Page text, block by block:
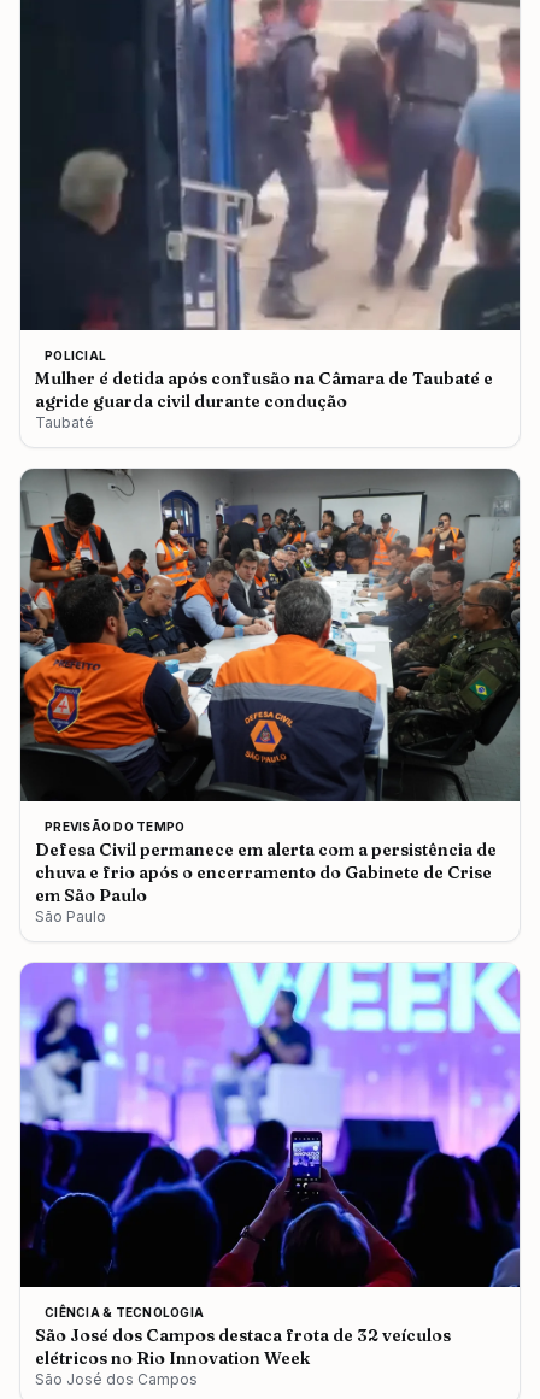
POLICIAL
Mulher é detida após confusão na Câmara de Taubaté e
agride guarda civil durante condução
Taubaté
PREVISÃO DO TEMPO
Defesa Civil permanece em alerta com a persistência de
chuva e frio após o encerramento do Gabinete de Crise
em São Paulo
São Paulo
CIÊNCIA & TECNOLOGIA
São José dos Campos destaca frota de 32 veículos
elétricos no Rio Innovation Week
São José dos Campos